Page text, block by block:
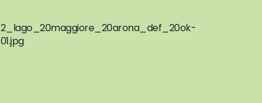
2_lago_20maggiore_20arona_def_20ok-
01.jpg